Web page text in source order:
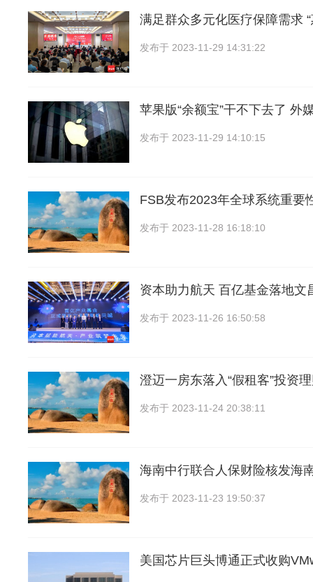
满足群众多元化医疗保障需求 “
发布于 2023-11-29 14:31:22
苹果版“余额宝”干不下去了 外
发布于 2023-11-29 14:10:15
FSB发布2023年全球系统重要
发布于 2023-11-28 16:18:10
资本助力航天 百亿基金落地文
发布于 2023-11-26 16:50:58
澄迈一房东落入“假租客”投资
发布于 2023-11-24 20:38:11
海南中行联合人保财险核发海
发布于 2023-11-23 19:50:37
美国芯片巨头博通正式收购